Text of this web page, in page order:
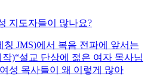
지도자들이 많나요?
JMS)에서 복음 전파에 앞서는
)“설교 단상에 젊은 여자 목사님
성 목사들이 왜 이렇게 많아